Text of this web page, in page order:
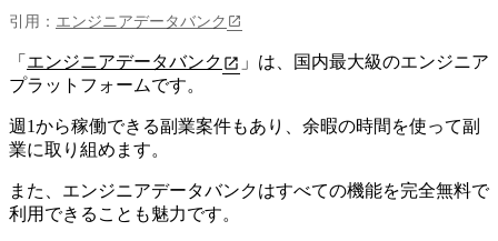
引用： エンジニアデータバンク
「 エンジニアデータバンク
」は、国内最大級のエンジニア
プラットフォームです。
週1から稼働できる副業案件もあり、余暇の時間を使って副
業に取り組めます。
また、エンジニアデータバンクはすべての機能を完全無料で
利用できることも魅力です。